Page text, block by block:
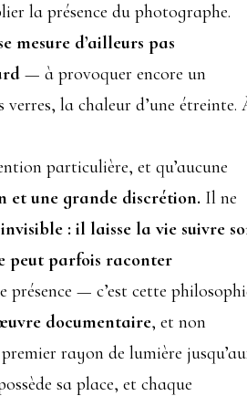
la présence du photographe.
mesure d’ailleurs pas
— à provoquer encore un
la chaleur d’une étreinte.
particulière, et qu’aucune
et une grande discrétion. Il ne
: il laisse la vie suivre
peut parfois raconter
— c’est cette
documentaire, et non
rayon de lumière
sa place, et chaque